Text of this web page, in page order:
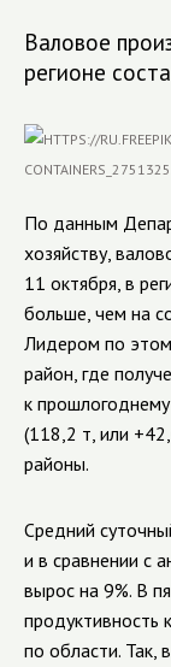
Валовое
регионе
По данным
хозяйству,
11 октября, в
больше, чем на
Лидером по
район, где
к
(118,2 т, или
районы.
Средний
и в сравнении с
вырос на 9%. В
продуктивность
по области. Так,